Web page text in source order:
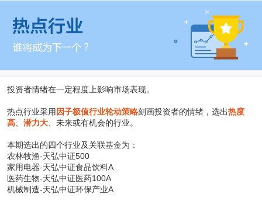
投资者情绪在一定程度上影响市场表现。
热点行业采用 因子极值行业轮动策略刻画投资者的情绪，选出热度
高、 潜力大、未来或有机会的行业。
本期选出的四个行业及关联基金为：
农林牧渔-天弘中证500
家用电器-天弘中证食品饮料A
医药生物-天弘中证医药100A
机械制造-天弘中证环保产业A